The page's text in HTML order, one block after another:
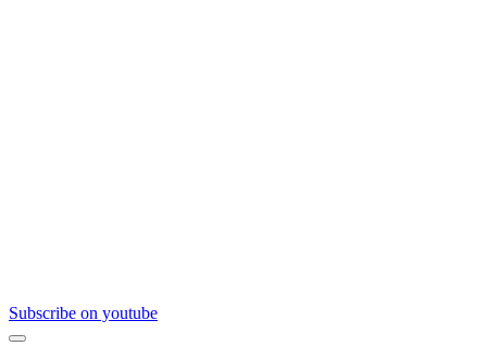
Subscribe on youtube